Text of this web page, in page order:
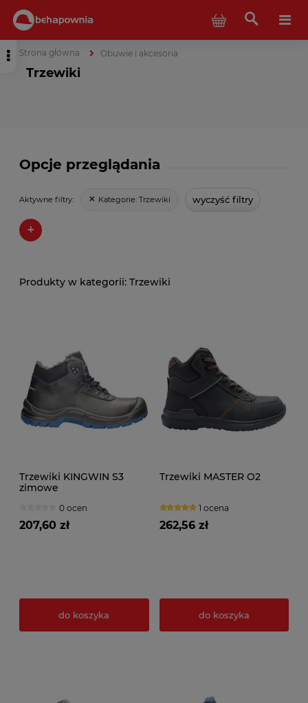
Strona główna Obuwie i akcesoria
Trzewiki
Opcje przeglądania
Aktywne filtry: Kategorie: Trzewiki wyczyść filtry
+
Trzewiki
Trzewiki KINGWIN S3
zimowe
0 ocen
207,60 zł
do koszyka
Trzewiki MASTER O2
1 ocena
262,56 zł
do koszyka